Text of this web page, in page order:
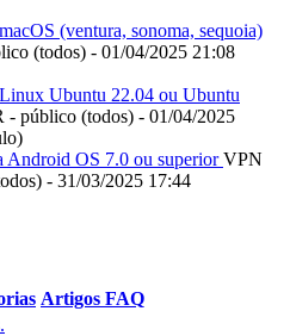
(ventura, sonoma, sequoia)
(todos) - 01/04/2025 21:08
Ubuntu 22.04 ou Ubuntu
público (todos) - 01/04/2025
Android OS 7.0 ou superiorVPN
- 31/03/2025 17:44
Artigos FAQ